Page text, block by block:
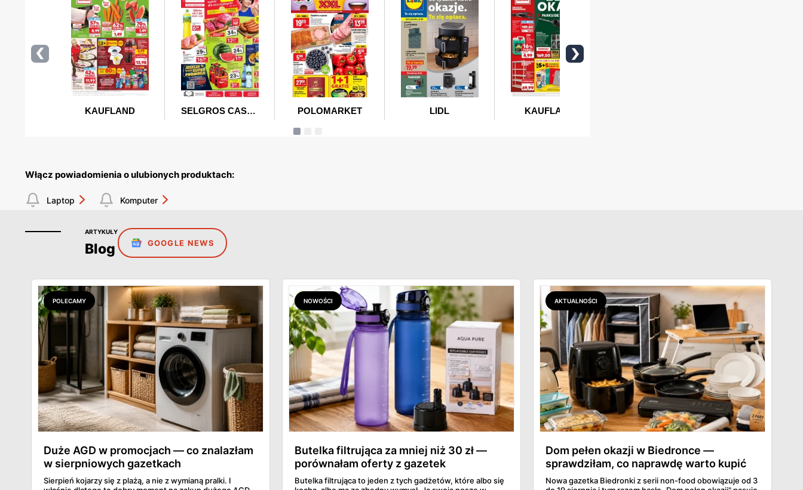
Włącz powiadomienia o ulubionych produktach:
Laptop Komputer
ARTYKUŁY
Blog GOOGLE NEWS
POLECAMY
Duże AGD w promocjach — co znalazłam
w sierpniowych gazetkach
Sierpień kojarzy się z plażą, a nie z wymianą pralki. I
NOWOŚCI
Butelka filtrująca za mniej niż 30 zł —
porównałam oferty z gazetek
Butelka filtrująca to jeden z tych gadżetów, które albo się
AKTUALNOŚCI
Dom pełen okazji w Biedronce —
sprawdziłam, co naprawdę warto kupić
Nowa gazetka Biedronki z serii non-food obowiązuje od 3